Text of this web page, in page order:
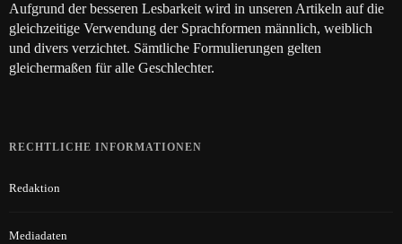
Aufgrund der besseren Lesbarkeit wird in unseren Artikeln auf die
gleichzeitige Verwendung der Sprachformen männlich, weiblich
und divers verzichtet. Sämtliche Formulierungen gelten
gleichermaßen für alle Geschlechter.
RECHTLICHE INFORMATIONEN
Redaktion
Mediadaten